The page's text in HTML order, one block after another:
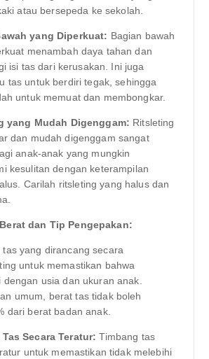
atau bersepeda ke sekolah.
yang Diperkuat: Bagian bawah
menambah daya tahan dan
isi tas dari kerusakan. Ini juga
tas untuk berdiri tegak, sehingga
untuk memuat dan membongkar.
yang Mudah Digenggam: Ritsleting
dan mudah digenggam sangat
anak-anak yang mungkin
kesulitan dengan keterampilan
Carilah ritsleting yang halus dan
dan Tip Pengepakan:
tas yang dirancang secara
untuk memastikan bahwa
dengan usia dan ukuran anak.
umum, berat tas tidak boleh
dari berat badan anak.
Secara Teratur: Timbang tas
untuk memastikan tidak melebihi